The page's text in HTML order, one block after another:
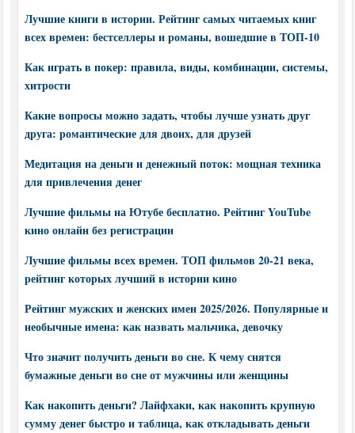
Лучшие книги в истории. Рейтинг самых читаемых книг
всех времен: бестселлеры и романы, вошедшие в ТОП-10
Как играть в покер: правила, виды, комбинации, системы,
хитрости
Какие вопросы можно задать, чтобы лучше узнать друг
друга: романтические для двоих, для друзей
Медитация на деньги и денежный поток: мощная техника
для привлечения денег
Лучшие фильмы на Ютубе бесплатно. Рейтинг YouTube
кино онлайн без регистрации
Лучшие фильмы всех времен. ТОП фильмов 20-21 века,
рейтинг которых лучший в истории кино
Рейтинг мужских и женских имен 2025/2026. Популярные и
необычные имена: как назвать мальчика, девочку
Что значит получить деньги во сне. К чему снятся
бумажные деньги во сне от мужчины или женщины
Как накопить деньги? Лайфхаки, как накопить крупную
сумму денег быстро и таблица, как откладывать деньги